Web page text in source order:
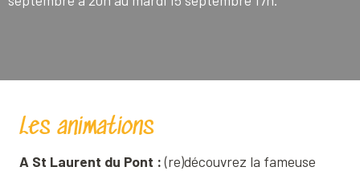
Les animations
A St Laurent du Pont :(re)découvrez la fameuse